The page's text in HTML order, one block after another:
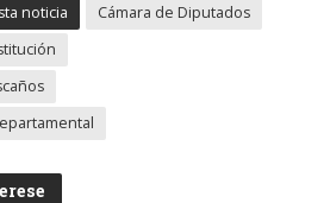
noticia
Cámara de Diputados